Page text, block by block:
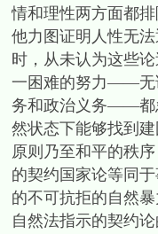
情和理性两方面都
他力图证明人性无
时，从未认为这些
一困难的努力——无
务和政治义务——都
然状态下能够找到
原则乃至和平的秩
的契约国家论等同
的不可抗拒的自然
自然法指示的契约